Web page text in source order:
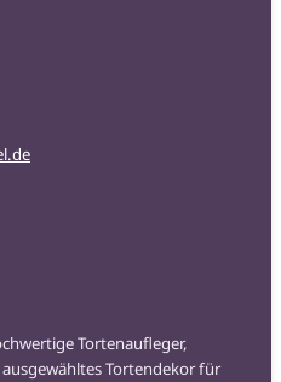
Tortenaufleger,
Tortendekor für